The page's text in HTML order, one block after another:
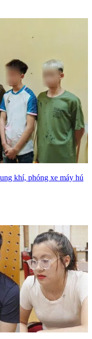
khí, phóng xe máy hú